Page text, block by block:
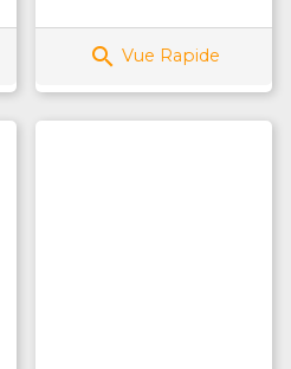
 Vue Rapide